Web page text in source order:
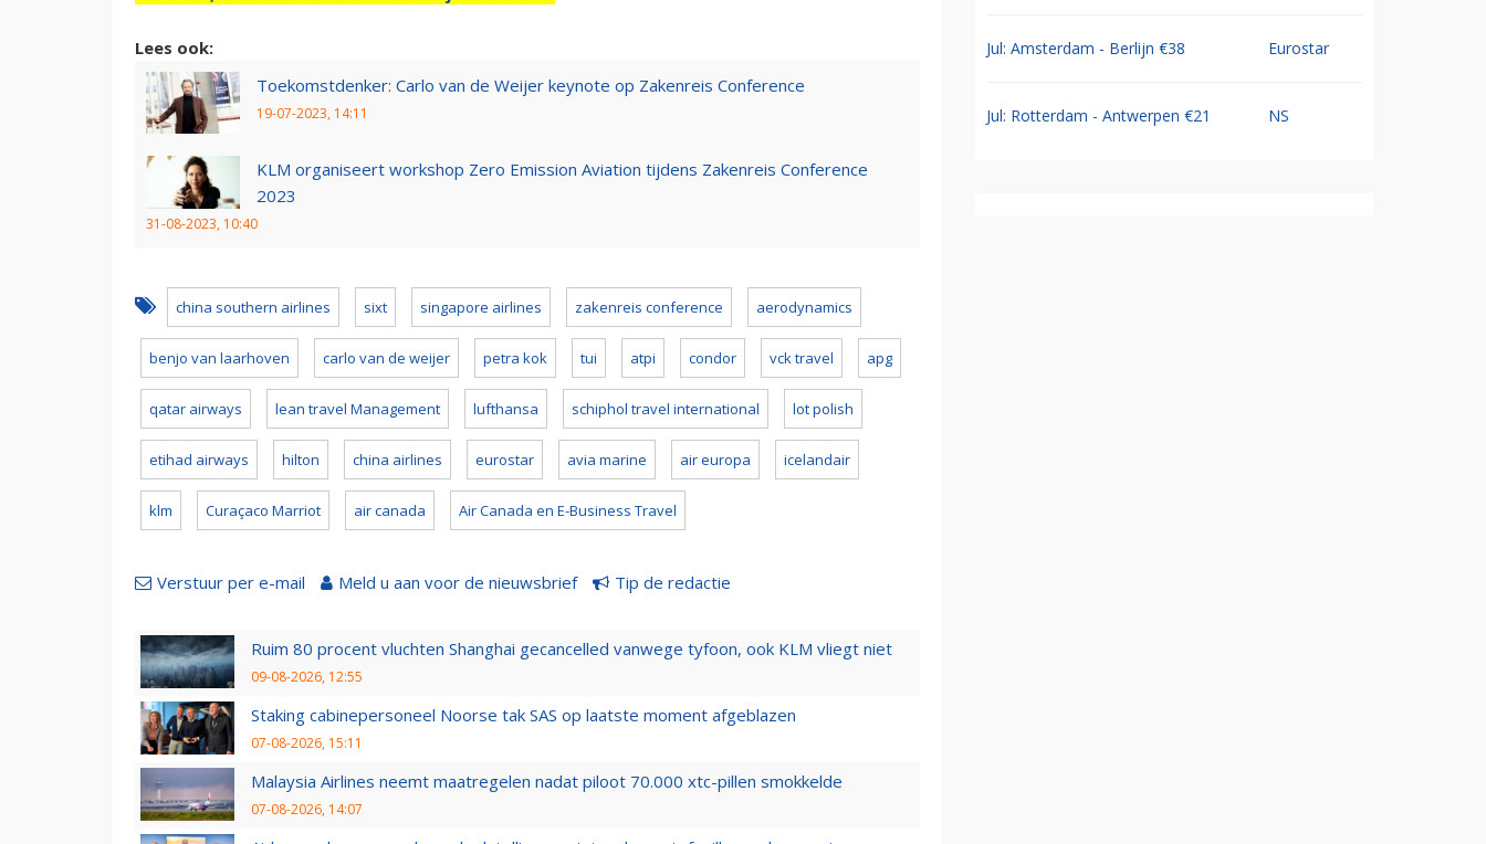
Lees ook:
Toekomstdenker: Carlo van de Weijer keynote op Zakenreis Conference
19-07-2023, 14:11
KLM organiseert workshop Zero Emission Aviation tijdens Zakenreis Conference
2023
31-08-2023, 10:40
china southern airlines sixt singapore airlines zakenreis conference aerodynamics
benjo van laarhoven carlo van de weijer petra kok tui atpi condor vck travel apg
qatar airways lean travel Management lufthansa schiphol travel international lot polish
etihad airways hilton china airlines eurostar avia marine air europa icelandair
klm Curaçaco Marriot air canada Air Canada en E-Business Travel
Verstuur per e-mail Meld u aan voor de nieuwsbrief Tip de redactie
Ruim 80 procent vluchten Shanghai gecancelled vanwege tyfoon, ook KLM vliegt niet
09-08-2026, 12:55
Staking cabinepersoneel Noorse tak SAS op laatste moment afgeblazen
07-08-2026, 15:11
Malaysia Airlines neemt maatregelen nadat piloot 70.000 xtc-pillen smokkelde
07-08-2026, 14:07
Jul: Amsterdam - Berlijn €38 Eurostar
Jul: Rotterdam - Antwerpen €21 NS